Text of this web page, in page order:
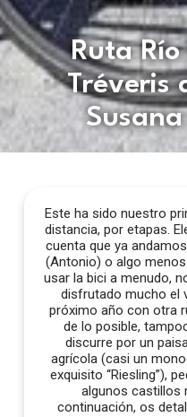
Ruta
Tréveris
Este ha sido nuestro
distancia, por etapas.
cuenta que ya
(Antonio) o algo
usar la bici a menudo,
disfrutado mucho el
próximo año con otra
de lo posible,
discurre por un
agrícola (casi un
exquisito “Riesling”),
algunos castillos
continuación, os